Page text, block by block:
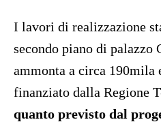
I lavori di realizzazione
secondo piano di palazzo
ammonta a circa
finanziato dalla Regione
quanto previsto dal